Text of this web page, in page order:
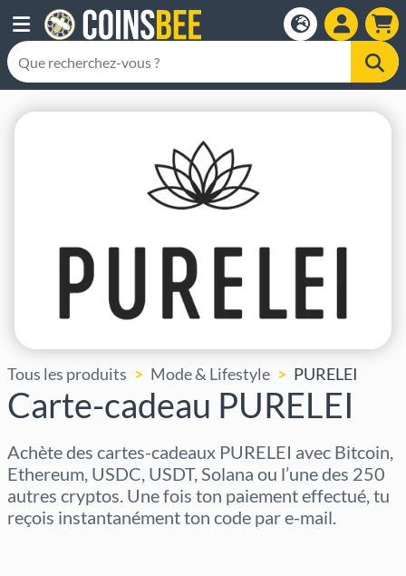
Tous les produits Mode & Lifestyle PURELEI
Carte-cadeau PURELEI
Achète des cartes-cadeaux PURELEI avec Bitcoin,
Ethereum, USDC, USDT, Solana ou l’une des 250
autres cryptos. Une fois ton paiement effectué, tu
reçois instantanément ton code par e-mail.